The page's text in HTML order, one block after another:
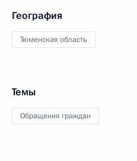
География
Тюменская область
Темы
Обращения граждан